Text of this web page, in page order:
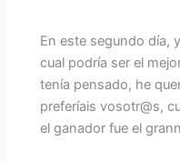
En este segundo día,
cual podría ser el
tenía pensado, he
preferíais vosotr@s,
el ganador fue el